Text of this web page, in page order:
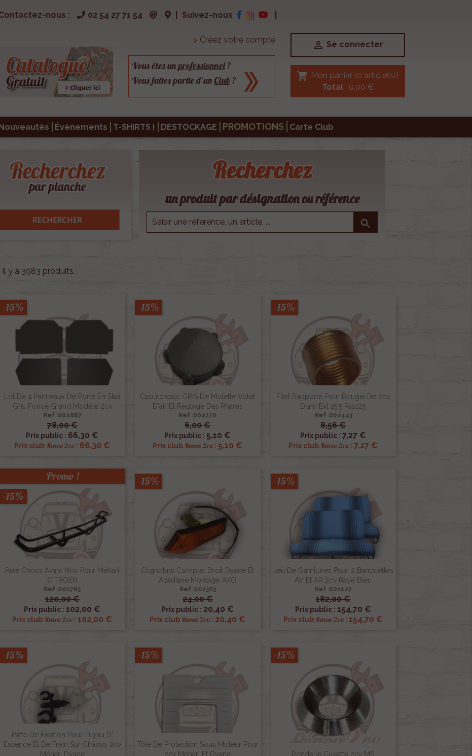
nous : 02 54 27 71 54 Suivez-nous
> Créez votre compte
Vous êtes unprofessionnel?
Vous faites partie d’un Club ?
 Se connecter
shopping_cart Mon panier (0 article(s))
Total: 0,00 €
Évènements T-SHIRTS ! DESTOCKAGE PROMOTIONS Carte Club
Recherchez
un produit par désignation ou référence

Il y a 3983 produits.
Lot De 4 Panneaux De Porte En Skai
Gris Foncé Grand Modèle 2cv
Ref :002887
78,00 €
Prix public : 66,30 €
Prix club Renov 2cv : 66,30 €
-15%
 Aperçu rapide
Caoutchouc GRIS De Molette Volet
D'air Et Réglage Des Phares
Ref :002770
6,00 €
Prix public : 5,10 €
Prix club Renov 2cv : 5,10 €
-15%
 Aperçu rapide
Filet Rapporté Pour Bougie De 2cv
Diam Ext 15,5 Pas125
Ref :002443
8,56 €
Prix public :7,27 €
Prix club Renov 2cv :7,27 €
-15%
 Aperçu rapide
Pare Chocs Avant Noir Pour Méhari
CITROEN
Ref :001763
120,00 €
Prix public :102,00 €
Prix club Renov 2cv :102,00 €
Promo !
-15%
 Aperçu rapide
Clignotant Complet Droit Dyane Et
Acadiane Montage AXO
Ref :001303
24,00 €
Prix public : 20,40 €
Prix club Renov 2cv : 20,40 €
-15%
 Aperçu rapide
Jeu De Garnitures Pour 2 Banquettes
AV Et AR 2cv Rayé Bleu
Ref :001127
182,00 €
Prix public :154,70 €
Prix club Renov 2cv :154,70 €
-15%
 Aperçu rapide
Patte De Fixation Pour Tuyau D'
Essence Et De Frein Sur Châssis 2cv
Méhari Dyane
-15%
Tôle De Protection Sous Moteur Pour
2cv Méhari Et Dyane
-15%
Rondelle Cuvette 2cv M6
-15%